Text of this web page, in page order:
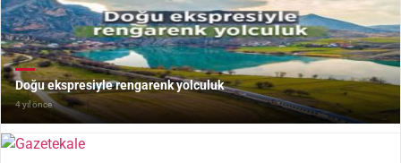
Doğu ekspresiyle rengarenk yolculuk
4 yıl önce